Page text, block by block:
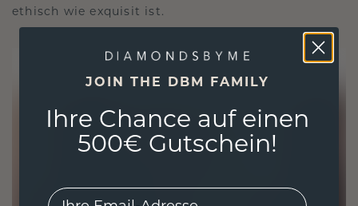
ethisch wie exquisit ist.
JOIN THE DBM FAMILY
Ihre Chance auf einen
500€ Gutschein!
EMail